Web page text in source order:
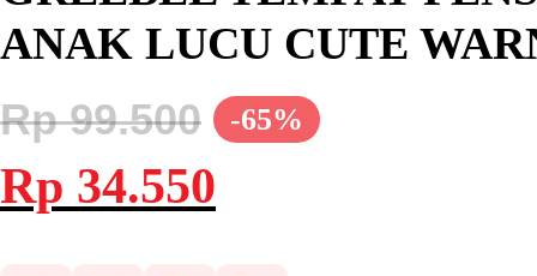
ANAK LUCU CUTE
-65%
Rp99.500
Harga
aslinya
adalah:
Rp 34.550ini